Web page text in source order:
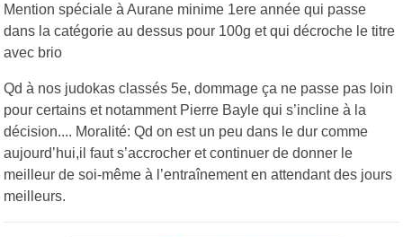
Mention spéciale à Aurane minime 1ere année qui passe
dans la catégorie au dessus pour 100g et qui décroche le titre
avec brio
Qd à nos judokas classés 5e, dommage ça ne passe pas loin
pour certains et notamment Pierre Bayle qui s’incline à la
décision.... Moralité: Qd on est un peu dans le dur comme
aujourd’hui,il faut s’accrocher et continuer de donner le
meilleur de soi-même à l’entraînement en attendant des jours
meilleurs.